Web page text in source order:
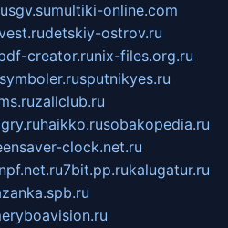
sgv.sumultiki-online.com
detskiy-ostrov.ru
creator.runix-files.org.ru
sputnikyes.ru
zallclub.ru
haikko.rusobakopedia.ru
clock.net.ru
npf.net.ru7bit.pp.rukalugatur.ru